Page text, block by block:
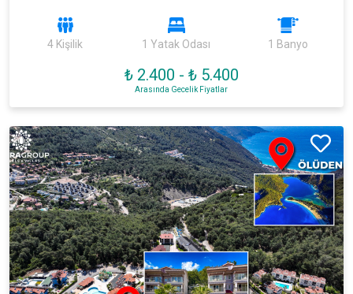
4 Kişilik 1 Yatak Odası 1 Banyo
₺ 2.400 - ₺ 5.400
Arasında Gecelik Fiyatlar